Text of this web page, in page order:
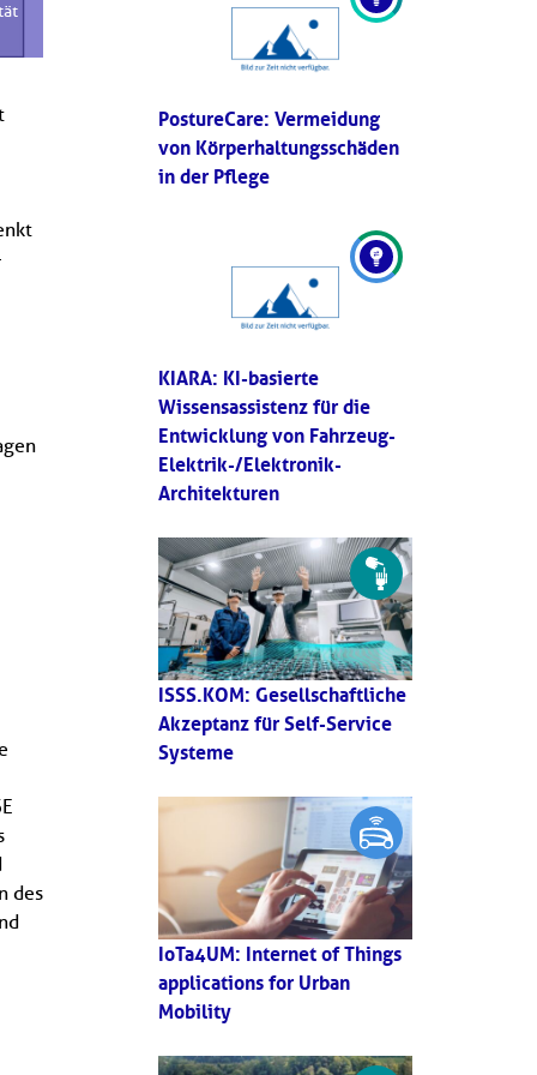
des
PostureCare: Vermeidung
von Körperhaltungsschäden
in der Pflege
KIARA: KI-basierte
Wissensassistenz für die
Entwicklung von Fahrzeug-
Elektrik-/Elektronik-
Architekturen
ISSS.KOM: Gesellschaftliche
Akzeptanz für Self-Service
Systeme
IoTa4UM: Internet of Things
applications for Urban
Mobility